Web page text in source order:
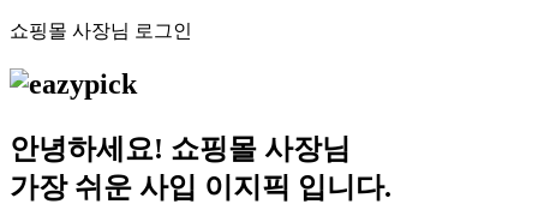
쇼핑몰 사장님 로그인
안녕하세요! 쇼핑몰 사장님
가장 쉬운 사입 이지픽 입니다.